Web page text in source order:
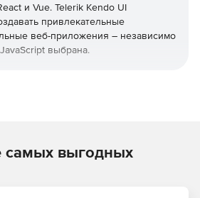
и Vue. Telerik Kendo UI
привлекательные
веб-приложения – независимо
выбрана.
при запуске нового
экономить время,
для обработки всех ключевых
самых выгодных